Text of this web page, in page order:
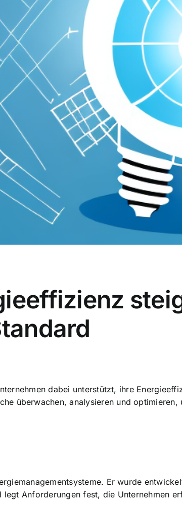
dabei unterstützt, ihre
überwachen, analysieren und
Er wurde
legt Anforderungen fest, die Unternehmen